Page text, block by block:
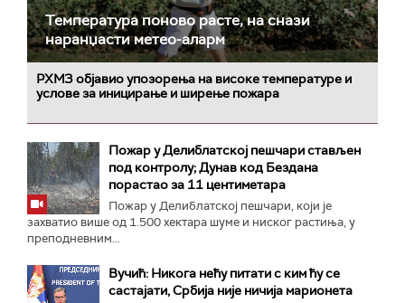
Температура поново расте, на снази
наранџасти метео-аларм
РХМЗ објавио упозорења на високе температуре и
услове за иницирање и ширење пожара
Пожар у Делиблатској пешчари стављен
под контролу; Дунав код Бездана
порастао за 11 центиметара
Пожар у Делиблатској пешчари, који је
захватио више од 1.500 хектара шуме и ниског растиња, у
преподневним...
Вучић: Никога нећу питати с ким ћу се
састајати, Србија није ничија марионета